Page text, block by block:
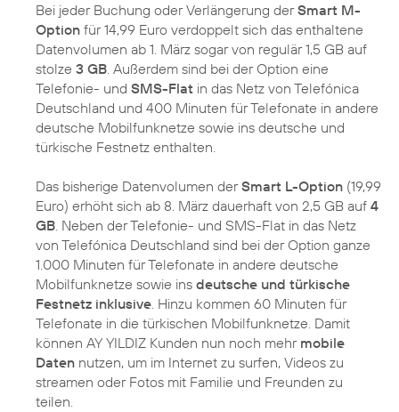
Bei jeder Buchung oder Verlängerung derSmart M-
Option für 14,99 Euro verdoppelt sich das enthaltene
Datenvolumen ab 1. März sogar von regulär 1,5 GB auf
stolze 3 GB. Außerdem sind bei der Option eine
Telefonie- und SMS-Flat in das Netz von Telefónica
Deutschland und 400 Minuten für Telefonate in andere
deutsche Mobilfunknetze sowie ins deutsche und
türkische Festnetz enthalten.
Das bisherige Datenvolumen derSmart L-Option (19,99
Euro) erhöht sich ab 8. März dauerhaft von 2,5 GB auf 4
GB. Neben der Telefonie- und SMS-Flat in das Netz
von Telefónica Deutschland sind bei der Option ganze
1.000 Minuten für Telefonate in andere deutsche
Mobilfunknetze sowie ins deutsche und türkische
Festnetz inklusive. Hinzu kommen 60 Minuten für
Telefonate in die türkischen Mobilfunknetze. Damit
können AY YILDIZ Kunden nun noch mehr mobile
Daten nutzen, um im Internet zu surfen, Videos zu
streamen oder Fotos mit Familie und Freunden zu
teilen.